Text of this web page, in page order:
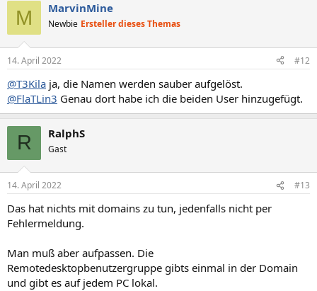
M MarvinMine
Newbie Ersteller dieses Themas
14. April 2022 #12
@T3Kila ja, die Namen werden sauber aufgelöst.
@FlaTLin3 Genau dort habe ich die beiden User hinzugefügt.
R RalphS
Gast
14. April 2022 #13
Das hat nichts mit domains zu tun, jedenfalls nicht per
Fehlermeldung.
Man muß aber aufpassen. Die
Remotedesktopbenutzergruppe gibts einmal in der Domain
und gibt es auf jedem PC lokal.